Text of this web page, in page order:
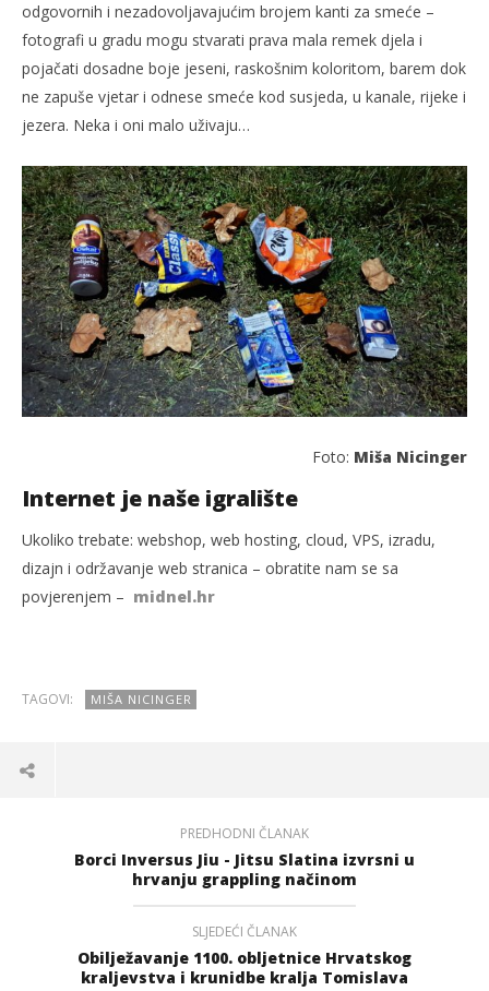
odgovornih i nezadovoljavajućim brojem kanti za smeće –
fotografi u gradu mogu stvarati prava mala remek djela i
pojačati dosadne boje jeseni, raskošnim koloritom, barem dok
ne zapuše vjetar i odnese smeće kod susjeda, u kanale, rijeke i
jezera. Neka i oni malo uživaju…
Foto: Miša Nicinger
Internet je naše igralište
Ukoliko trebate: webshop, web hosting, cloud, VPS, izradu,
dizajn i održavanje web stranica – obratite nam se sa
povjerenjem – midnel.hr
TAGOVI: MIŠA NICINGER
PREDHODNI ČLANAK
Borci Inversus Jiu - Jitsu Slatina izvrsni u
hrvanju grappling načinom
SLJEDEĆI ČLANAK
Obilježavanje 1100. obljetnice Hrvatskog
kraljevstva i krunidbe kralja Tomislava